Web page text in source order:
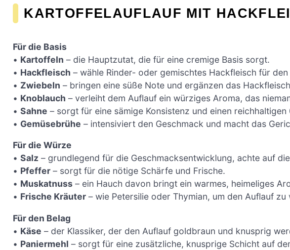
KARTOFFELAUFLAUF MIT
Für die Basis
• Kartoffeln – die Hauptzutat, die für eine cremige Basis sorgt.
• Hackfleisch – wähle Rinder- oder gemischtes Hackfleisch für
• Zwiebeln – bringen eine süße Note und ergänzen das
• Knoblauch – verleiht dem Auflauf ein würziges Aroma, das
• Sahne – sorgt für eine sämige Konsistenz und einen reichhaltigen
• Gemüsebrühe – intensiviert den Geschmack und macht das
Für die Würze
• Salz – grundlegend für die Geschmacksentwicklung, achte auf
• Pfeffer – sorgt für die nötige Schärfe und Frische.
• Muskatnuss – ein Hauch davon bringt ein warmes, heimeliges
• Frische Kräuter – wie Petersilie oder Thymian, um den Auflauf zu
Für den Belag
• Käse – der Klassiker, der den Auflauf goldbraun und knusprig
• Paniermehl – sorgt für eine zusätzliche, knusprige Schicht auf